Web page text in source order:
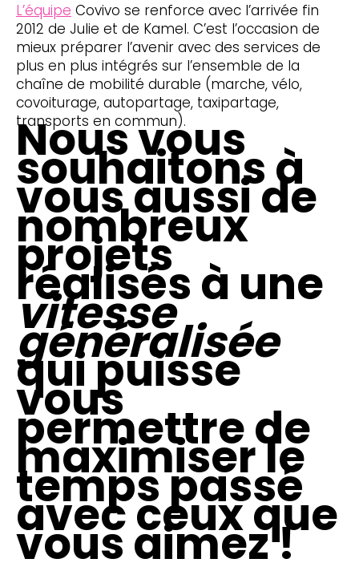
L’équipe Covivo se renforce avec l’arrivée fin
2012 de Julie et de Kamel. C’est l’occasion de
mieux préparer l’avenir avec des services de
plus en plus intégrés sur l’ensemble de la
chaîne de mobilité durable (marche, vélo,
covoiturage, autopartage, taxipartage,
transports en commun).
Nous vous
souhaitons à
vous aussi de
nombreux
projets
réalisés à une
vitesse
généralisée
qui puisse
vous
permettre de
maximiser le
temps passé
avec ceux que
vous aimez !